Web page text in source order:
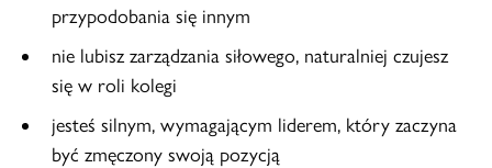
przypodobania się innym
nie lubisz zarządzania siłowego, naturalniej czujesz
się w roli kolegi
jesteś silnym, wymagającym liderem, który zaczyna
być zmęczony swoją pozycją